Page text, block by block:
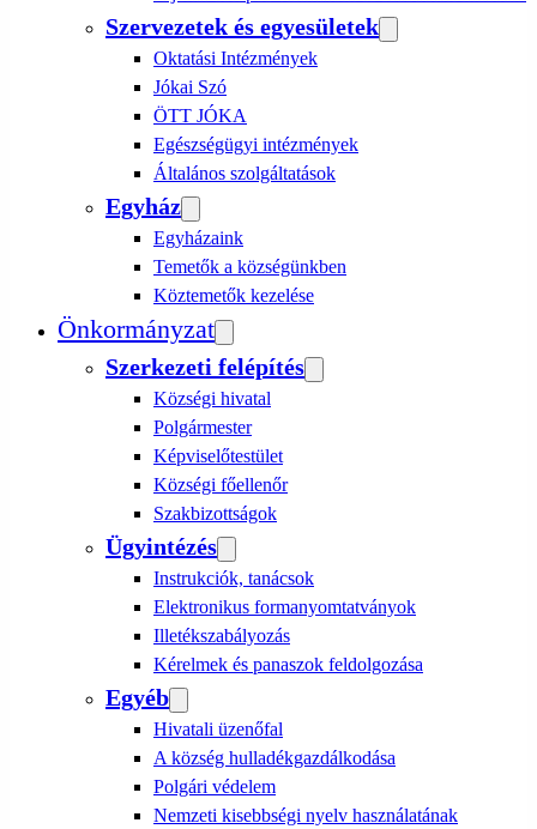
Szervezetek és egyesületek
Oktatási Intézmények
Jókai Szó
ÖTT JÓKA
Egészségügyi intézmények
Általános szolgáltatások
Egyház
Egyházaink
Temetők a községünkben
Köztemetők kezelése
Önkormányzat
Szerkezeti felépítés
Községi hivatal
Polgármester
Képviselőtestület
Községi főellenőr
Szakbizottságok
Ügyintézés
Instrukciók, tanácsok
Elektronikus formanyomtatványok
Illetékszabályozás
Kérelmek és panaszok feldolgozása
Egyéb
Hivatali üzenőfal
A község hulladékgazdálkodása
Polgári védelem
Nemzeti kisebbségi nyelv használatának